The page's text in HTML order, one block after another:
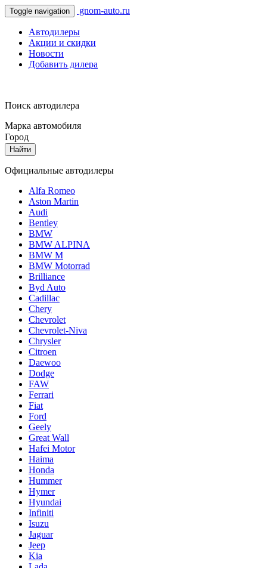
Toggle navigation gnom-auto.ru
Автодилеры
Акции и скидки
Новости
Добавить дилера
Поиск автодилера
Марка автомобиля
Город
Найти
Официальные автодилеры
Alfa Romeo
Aston Martin
Audi
Bentley
BMW
BMW ALPINA
BMW M
BMW Motorrad
Brilliance
Byd Auto
Cadillac
Chery
Chevrolet
Chevrolet-Niva
Chrysler
Citroen
Daewoo
Dodge
FAW
Ferrari
Fiat
Ford
Geely
Great Wall
Hafei Motor
Haima
Honda
Hummer
Hymer
Hyundai
Infiniti
Isuzu
Jaguar
Jeep
Kia